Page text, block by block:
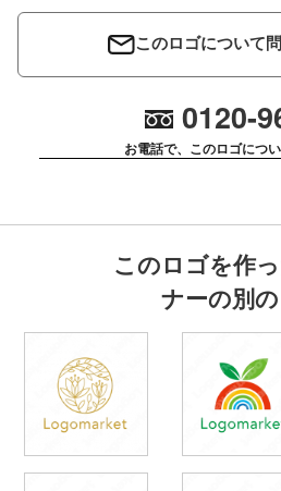
このロゴについて
0120-
お電話で、このロゴにつ
このロゴを作
ナーの別